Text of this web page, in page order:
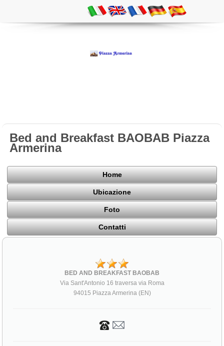
Bed and Breakfast BAOBAB Piazza
Armerina
Home
Ubicazione
Foto
Contatti
BED AND BREAKFAST BAOBAB
Via Sant'Antonio 16 traversa via Roma
94015 Piazza Armerina (EN)